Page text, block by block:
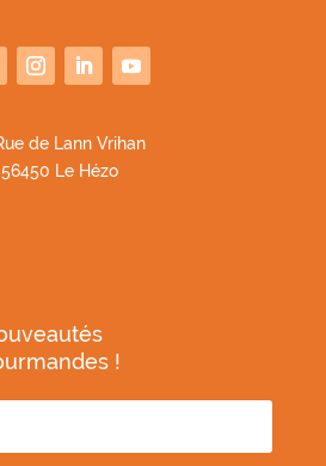
de Lann Vrihan
56450 Le Hézo
!